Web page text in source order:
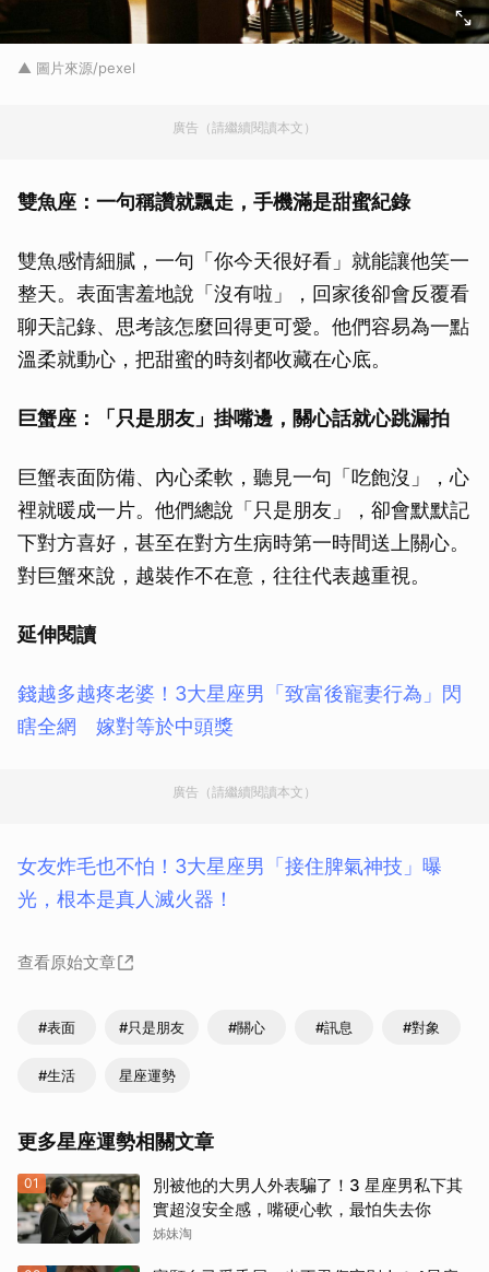
▲ 圖片來源/pexel
廣告（請繼續閱讀本文）
雙魚座：一句稱讚就飄走，手機滿是甜蜜紀錄
雙魚感情細膩，一句「你今天很好看」就能讓他笑一
整天。表面害羞地說「沒有啦」，回家後卻會反覆看
聊天記錄、思考該怎麼回得更可愛。他們容易為一點
溫柔就動心，把甜蜜的時刻都收藏在心底。
巨蟹座：「只是朋友」掛嘴邊，關心話就心跳漏拍
巨蟹表面防備、內心柔軟，聽見一句「吃飽沒」，心
裡就暖成一片。他們總說「只是朋友」，卻會默默記
下對方喜好，甚至在對方生病時第一時間送上關心。
對巨蟹來說，越裝作不在意，往往代表越重視。
延伸閱讀
錢越多越疼老婆！3大星座男「致富後寵妻行為」閃
瞎全網 嫁對等於中頭獎
廣告（請繼續閱讀本文）
女友炸毛也不怕！3大星座男「接住脾氣神技」曝
光，根本是真人滅火器！
查看原始文章
#表面 #只是朋友 #關心 #訊息 #對象
#生活 星座運勢
更多星座運勢相關文章
01
別被他的大男人外表騙了！3 星座男私下其
實超沒安全感，嘴硬心軟，最怕失去你
姊妹淘